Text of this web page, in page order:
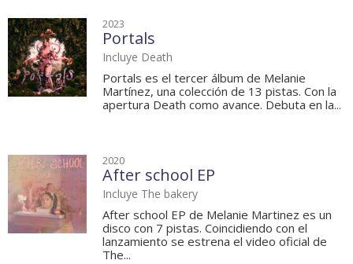
2023
Portals
Incluye Death
Portals es el tercer álbum de Melanie
Martínez, una colección de 13 pistas. Con la
apertura Death como avance. Debuta en la...
2020
After school EP
Incluye The bakery
After school EP de Melanie Martinez es un
disco con 7 pistas. Coincidiendo con el
lanzamiento se estrena el video oficial de
The...